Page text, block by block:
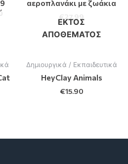
αεροπλανάκι με ζωάκια
ΕΚΤΌΣ
ΑΠΟΘΈΜΑΤΟΣ
Δημιουργικά / Εκπαιδευτικά
HeyClay Animals
€15.90